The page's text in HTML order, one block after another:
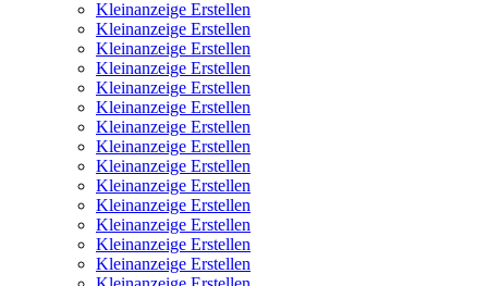
Kleinanzeige Erstellen
Kleinanzeige Erstellen
Kleinanzeige Erstellen
Kleinanzeige Erstellen
Kleinanzeige Erstellen
Kleinanzeige Erstellen
Kleinanzeige Erstellen
Kleinanzeige Erstellen
Kleinanzeige Erstellen
Kleinanzeige Erstellen
Kleinanzeige Erstellen
Kleinanzeige Erstellen
Kleinanzeige Erstellen
Kleinanzeige Erstellen